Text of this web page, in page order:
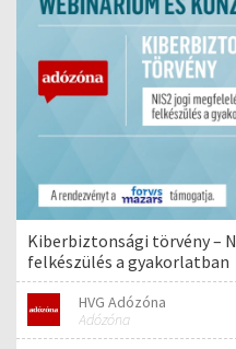
Kiberbiztonsági törvény –
felkészülés a gyakorlatban
HVG Adózóna
Adózóna